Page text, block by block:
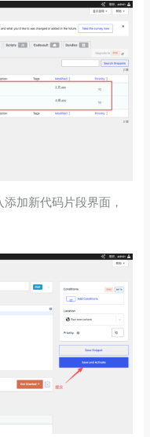
加新代码片段界面，